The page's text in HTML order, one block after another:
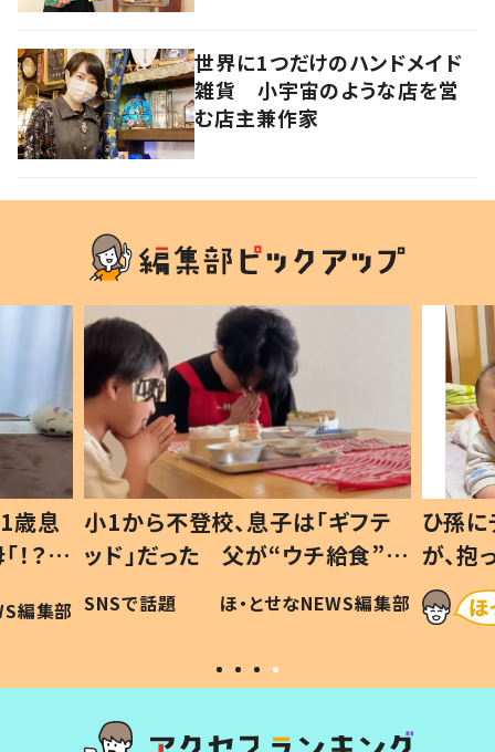
世界に1つだけのハンドメイド
雑貨 小宇宙のような店を営
む店主兼作家
歳息
？」
編集部
小1から不登校、息子は「ギフテ
ッド」だった 父が“ウチ給食”を
作り続ける理由とは #令和の親
#令和の子
SNSで話題 ほ・とせなNEWS編集部
ひ孫
が、
「涙が
い」